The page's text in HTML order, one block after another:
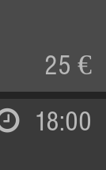
25 €
18:00